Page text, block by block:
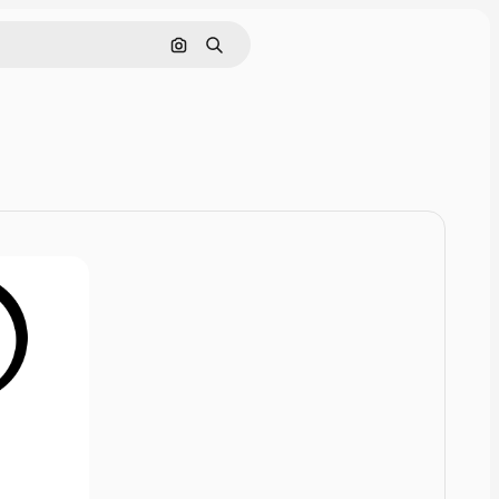
Nach Bild suchen
Suchen